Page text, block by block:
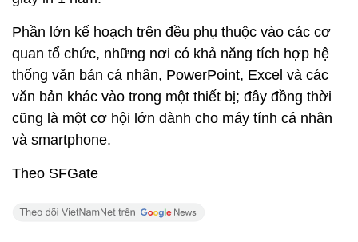
Phần lớn kế hoạch trên đều phụ thuộc vào các cơ
quan tổ chức, những nơi có khả năng tích hợp hệ
thống văn bản cá nhân, PowerPoint, Excel và các
văn bản khác vào trong một thiết bị; đây đồng thời
cũng là một cơ hội lớn dành cho máy tính cá nhân
và smartphone.
Theo SFGate